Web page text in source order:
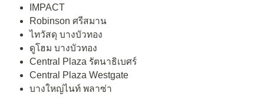
IMPACT
Robinson ศรีสมาน
ไทวัสดุ บางบัวทอง
ดูโฮม บางบัวทอง
Central Plaza รัตนาธิเบศร์
Central Plaza Westgate
บางใหญ่ไนท์ พลาซ่า